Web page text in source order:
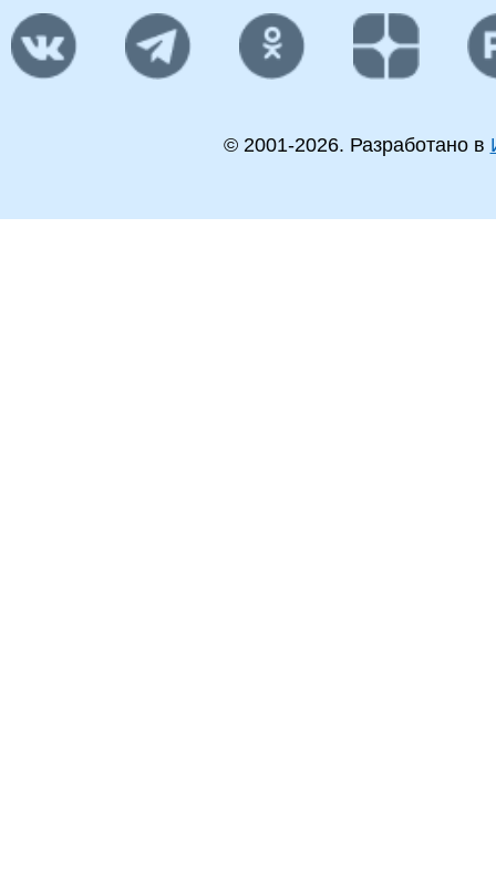
© 2001-2026. Разработано в